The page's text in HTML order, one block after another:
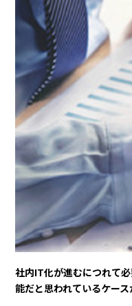
社内IT化が進むにつれて
能だと思われているケース